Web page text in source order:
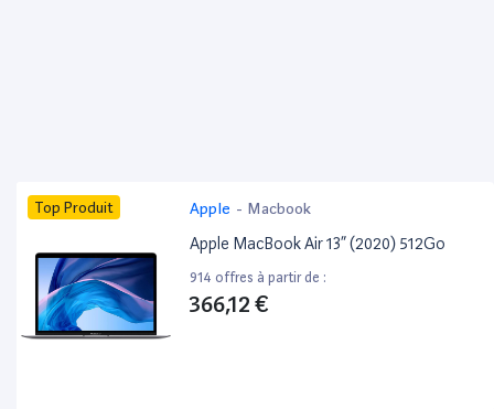
Top Produit Apple - Macbook
Apple MacBook Air 13” (2020) 512Go
914 offres à partir de :
366,12 €